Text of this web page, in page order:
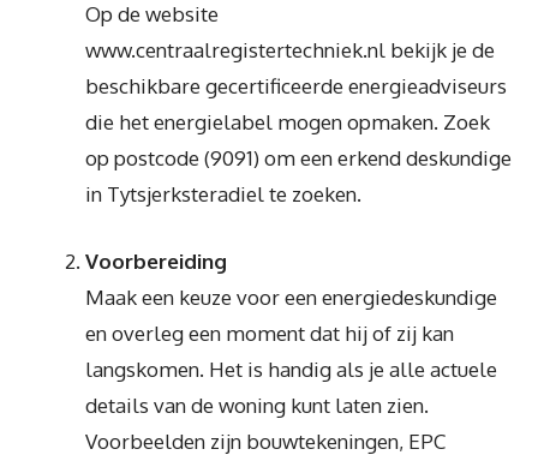
Op de website
www.centraalregistertechniek.nl bekijk je de
beschikbare gecertificeerde energieadviseurs
die het energielabel mogen opmaken. Zoek
op postcode (9091) om een erkend deskundige
in Tytsjerksteradiel te zoeken.
Voorbereiding
Maak een keuze voor een energiedeskundige
en overleg een moment dat hij of zij kan
langskomen. Het is handig als je alle actuele
details van de woning kunt laten zien.
Voorbeelden zijn bouwtekeningen, EPC